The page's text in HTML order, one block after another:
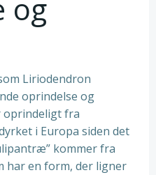
og
Liriodendron
oprindelse og
oprindeligt fra
i Europa siden det
kommer fra
en form, der ligner